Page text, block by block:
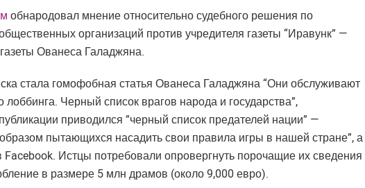
обнародовал мнение относительно судебного решения по
организаций против учредителя газеты “Иравунк” —
Ованеса Галаджяна.
стала гомофобная статья Ованеса Галаджяна “Они обслуживают
Черный список врагов народа и государства”,
приводился ”черный список предателей нации” —
пытающихся насадить свои правила игры в нашей стране”, а
Истцы потребовали опровергнуть порочащие их сведения
в размере 5 млн драмов (около 9,000 евро).